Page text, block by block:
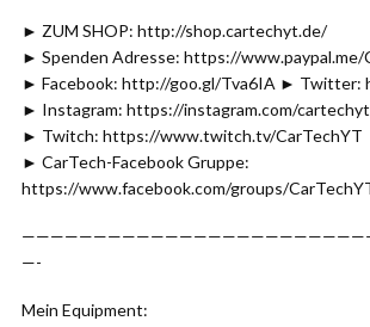
► ZUM SHOP: http://shop.cartechyt.de/
► Spenden Adresse: https://www.paypal.me/
► Facebook: http://goo.gl/Tva6IA ► Twitter:
► Instagram: https://instagram.com/cartechyt
► Twitch: https://www.twitch.tv/CarTechYT
► CarTech-Facebook Gruppe:
https://www.facebook.com/groups/
—-
Mein Equipment: